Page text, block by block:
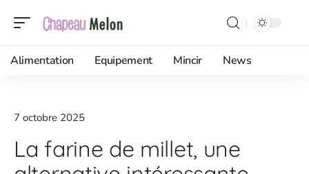
Alimentation Equipement Mincir News
7 octobre 2025
La farine de millet, une